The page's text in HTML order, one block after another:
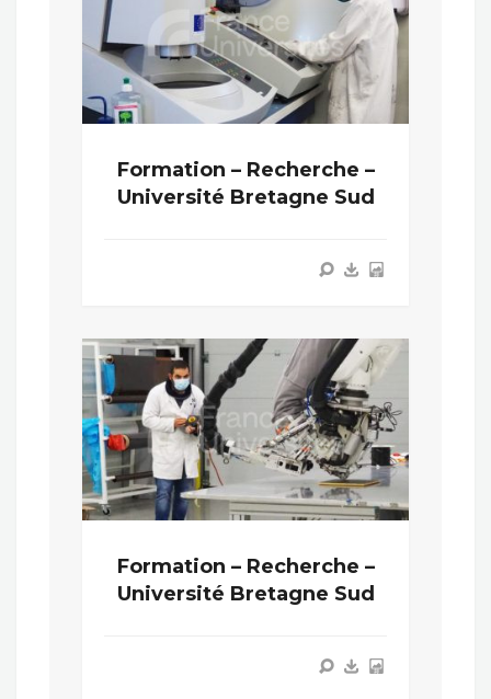
Formation – Recherche –
Université Bretagne Sud
Formation – Recherche –
Université Bretagne Sud